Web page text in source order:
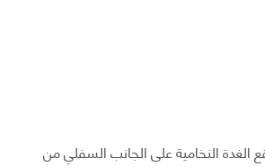
الغدة النخامية على الجانب السفلي من